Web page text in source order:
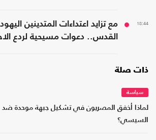
18:44
مع تزايد اعتداءات المتدينين
القدس.. دعوات مسيحية لردع
ذات صلة
سياسة
لماذا أخفق المصريون في تشكيل جبهة موحدة ضد
السيسي؟